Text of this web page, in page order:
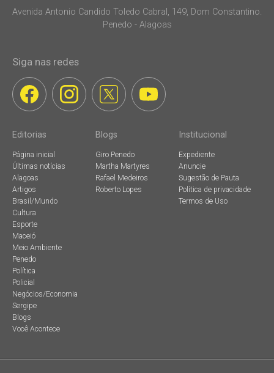
Avenida Antonio Candido Toledo Cabral, 149, Dom Constantino.
Penedo - Alagoas
Siga nas redes
Editorias
Página inicial
Últimas notícias
Alagoas
Artigos
Brasil/Mundo
Cultura
Esporte
Maceió
Meio Ambiente
Penedo
Política
Policial
Negócios/Economia
Sergipe
Blogs
Você Acontece
Blogs
Giro Penedo
Martha Martyres
Rafael Medeiros
Roberto Lopes
Institucional
Expediente
Anuncie
Sugestão de Pauta
Política de privacidade
Termos de Uso